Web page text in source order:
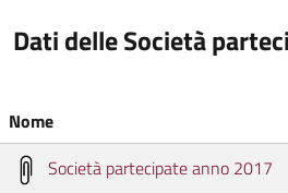
Dati delle Società
Nome
Società partecipate anno 2017